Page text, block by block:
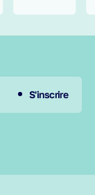
S'inscrire